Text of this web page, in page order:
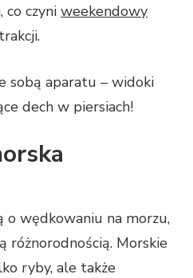
co czyni weekendowy
sobą aparatu – widoki
dech w piersiach!
o wędkowaniu na morzu,
różnorodnością. Morskie
ryby, ale także